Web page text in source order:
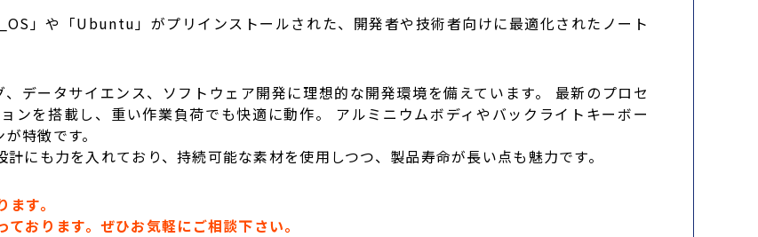
」や「Ubuntu」がプリインストールされた、開発者や技術者向けに最適化されたノート
データサイエンス、ソフトウェア開発に理想的な開発環境を備えています。 最新のプロセ
ンを搭載し、重い作業負荷でも快適に動作。 アルミニウムボディやバックライトキーボー
特徴です。
にも力を入れており、持続可能な素材を使用しつつ、製品寿命が長い点も魅力です。
す。
おります。ぜひお気軽にご相談下さい。